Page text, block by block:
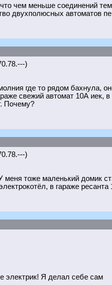
чем меньше соединений
двухполюсных автоматов
)
где то рядом бахнула,
свежий автомат 10А иек,
Почему?
)
меня тоже маленький домик
в гараже
электрик! Я делал себе сам